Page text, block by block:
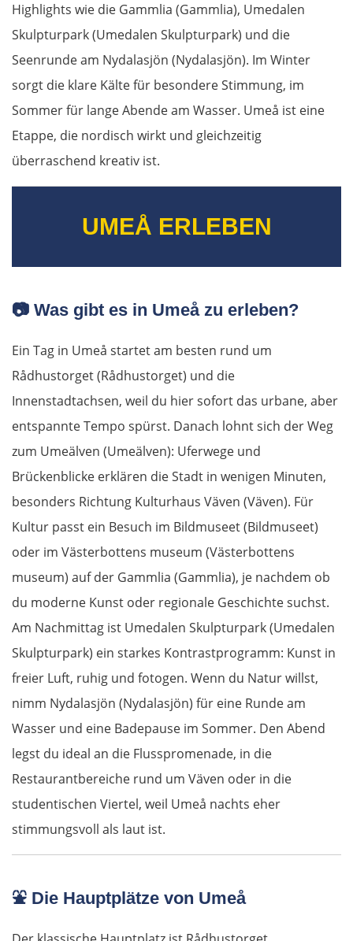
Highlights wie die Gammlia (Gammlia), Umedalen
Skulpturpark (Umedalen Skulpturpark) und die
Seenrunde am Nydalasjön (Nydalasjön). Im Winter
sorgt die klare Kälte für besondere Stimmung, im
Sommer für lange Abende am Wasser. Umeå ist eine
Etappe, die nordisch wirkt und gleichzeitig
überraschend kreativ ist.
UMEÅ ERLEBEN
📷 Was gibt es in Umeå zu erleben?
Ein Tag in Umeå startet am besten rund um
Rådhustorget (Rådhustorget) und die
Innenstadtachsen, weil du hier sofort das urbane, aber
entspannte Tempo spürst. Danach lohnt sich der Weg
zum Umeälven (Umeälven): Uferwege und
Brückenblicke erklären die Stadt in wenigen Minuten,
besonders Richtung Kulturhaus Väven (Väven). Für
Kultur passt ein Besuch im Bildmuseet (Bildmuseet)
oder im Västerbottens museum (Västerbottens
museum) auf der Gammlia (Gammlia), je nachdem ob
du moderne Kunst oder regionale Geschichte suchst.
Am Nachmittag ist Umedalen Skulpturpark (Umedalen
Skulpturpark) ein starkes Kontrastprogramm: Kunst in
freier Luft, ruhig und fotogen. Wenn du Natur willst,
nimm Nydalasjön (Nydalasjön) für eine Runde am
Wasser und eine Badepause im Sommer. Den Abend
legst du ideal an die Flusspromenade, in die
Restaurantbereiche rund um Väven oder in die
studentischen Viertel, weil Umeå nachts eher
stimmungsvoll als laut ist.
⛲ Die Hauptplätze von Umeå
Posen
Nowy Tomyśl
Deutschland Ost
Frankfurt (Oder)
Fürstenwalde
Berlin
Lübben
Spreewald
Senftenberg
Dresden
Pirna
Sächsische Schweiz
Ústí nad Labem
Mělník
Prag
Beroun
Pilsen
Taus
Deutschland Süd
Cham